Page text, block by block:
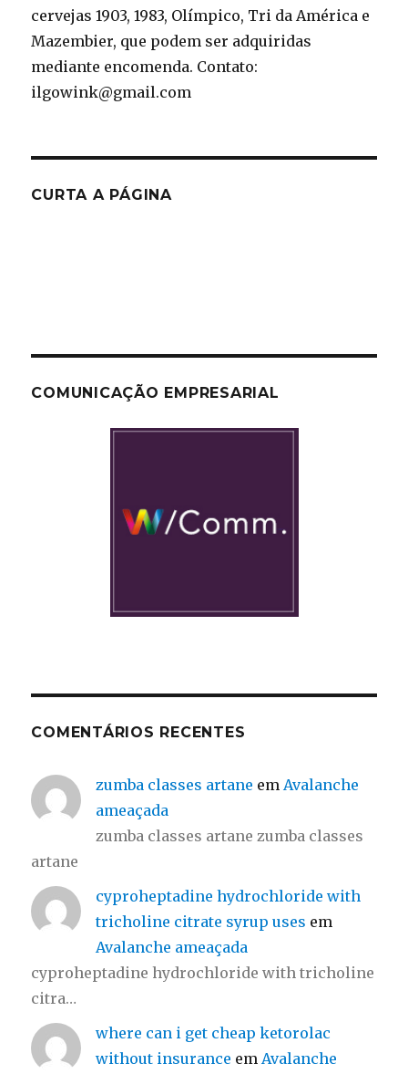
cervejas 1903, 1983, Olímpico, Tri da América e
Mazembier, que podem ser adquiridas
mediante encomenda. Contato:
ilgowink@gmail.com
CURTA A PÁGINA
COMUNICAÇÃO EMPRESARIAL
COMENTÁRIOS RECENTES
zumba classes artane em Avalanche
ameaçada
zumba classes artane zumba classes
artane
cyproheptadine hydrochloride with
tricholine citrate syrup uses em
Avalanche ameaçada
cyproheptadine hydrochloride with tricholine
citra…
where can i get cheap ketorolac
without insurance em Avalanche